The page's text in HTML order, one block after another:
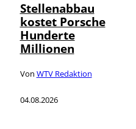
Stellenabbau
kostet Porsche
Hunderte
Millionen
Von WTV Redaktion
04.08.2026